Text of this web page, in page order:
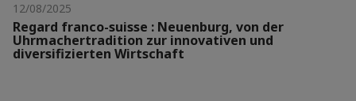
12/08/2025
Regard franco-suisse : Neuenburg, von der
Uhrmachertradition zur innovativen und
diversifizierten Wirtschaft